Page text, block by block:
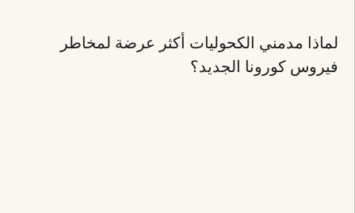
لماذا مدمني الكحوليات أكثر عرضة لمخاطر
فيروس كورونا الجديد؟